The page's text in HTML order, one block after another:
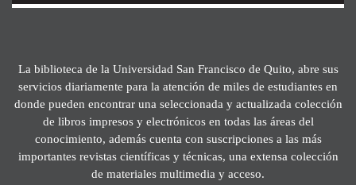
La biblioteca de la Universidad San Francisco de Quito, abre sus
servicios diariamente para la atención de miles de estudiantes en
donde pueden encontrar una seleccionada y actualizada colección
de libros impresos y electrónicos en todas las áreas del
conocimiento, además cuenta con suscripciones a las más
importantes revistas científicas y técnicas, una extensa colección
de materiales multimedia y acceso.